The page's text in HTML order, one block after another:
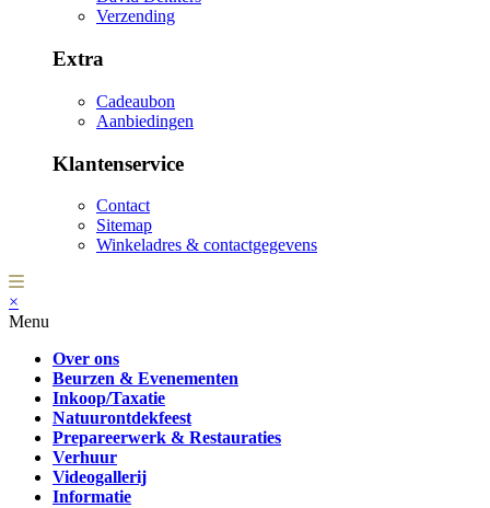
Verzending
Extra
Cadeaubon
Aanbiedingen
Klantenservice
Contact
Sitemap
Winkeladres & contactgegevens
×
Menu
Over ons
Beurzen & Evenementen
Inkoop/Taxatie
Natuurontdekfeest
Prepareerwerk & Restauraties
Verhuur
Videogallerij
Informatie